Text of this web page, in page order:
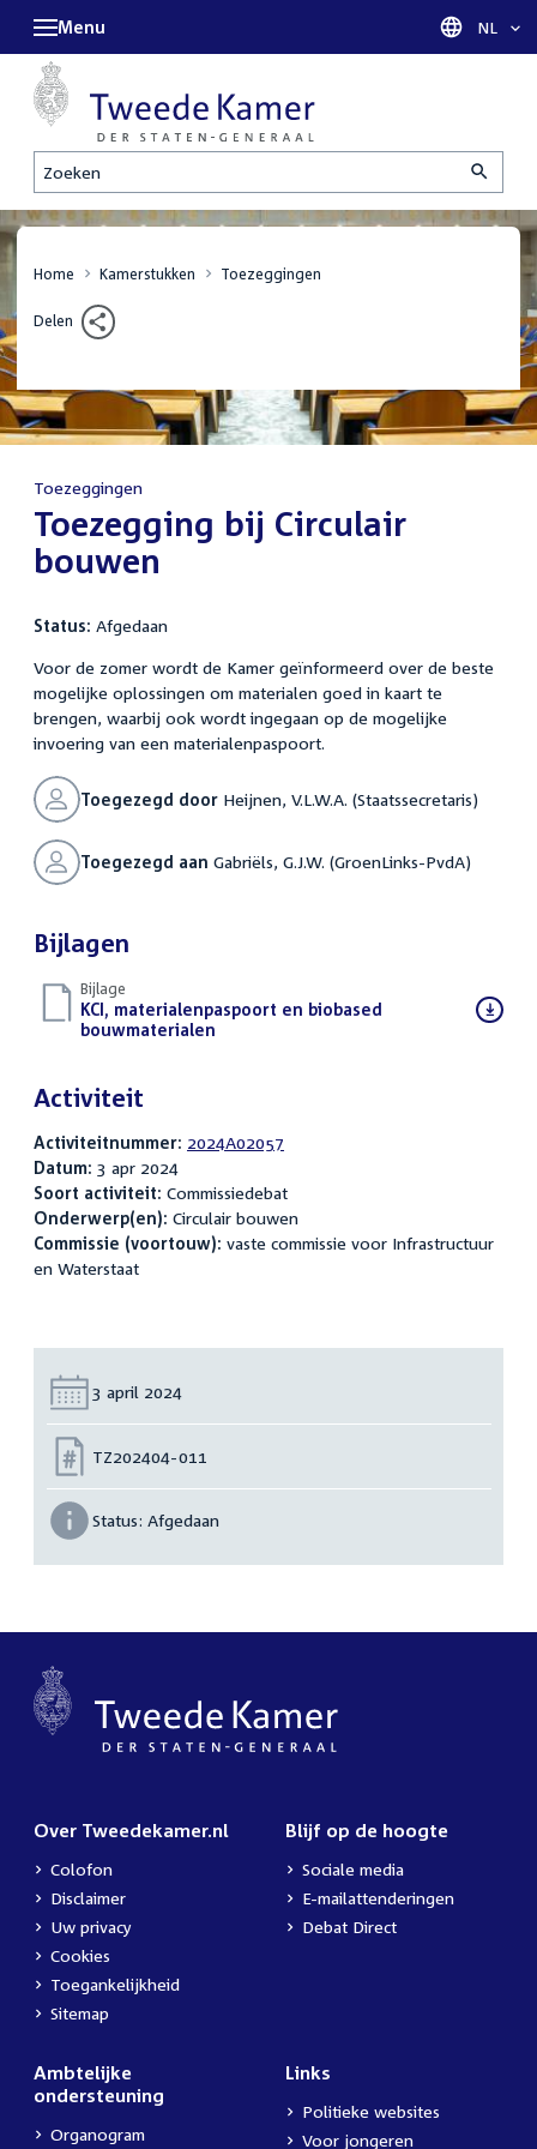
Zoeken
Menu Taal
NL
Home Kamerstukken Toezeggingen
Delen
Toezeggingen
:Toezegging bij Circulair
bouwen
Status: Afgedaan
Voor de zomer wordt de Kamer geïnformeerd over de beste
mogelijke oplossingen om materialen goed in kaart te
brengen, waarbij ook wordt ingegaan op de mogelijke
invoering van een materialenpaspoort.
Toegezegd doorHeijnen, V.L.W.A. (Staatssecretaris)
Toegezegd aan Gabriëls, G.J.W. (GroenLinks-PvdA)
Bijlagen
Bijlage
Download
bestand:
KCI, materialenpaspoort en biobased
bouwmaterialen
Activiteit
Activiteitnummer: 2024A02057
Datum: 3 apr 2024
Soort activiteit: Commissiedebat
Onderwerp(en): Circulair bouwen
Commissie (voortouw): vaste commissie voor Infrastructuur
en Waterstaat
Datum:
3 april 2024
Nummer:
TZ202404-011
Status: Afgedaan
Over Tweedekamer.nl
Colofon
Disclaimer
Uw privacy
Cookies
Toegankelijkheid
Sitemap
Blijf op de hoogte
Sociale media
E-mailattenderingen
Debat Direct
Ambtelijke
ondersteuning
Organogram
Links
Politieke websites
Voor jongeren